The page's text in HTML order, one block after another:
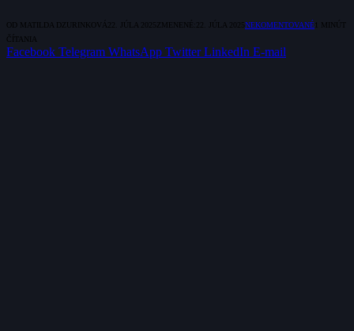
OD MATILDA DZURINKOVÁ 22. JÚLA 2025ZMENENÉ: 22. JÚLA 2025NEKOMENTOVANÉ1 MINÚT
ČÍTANIA
Facebook Telegram WhatsApp Twitter LinkedIn E-mail